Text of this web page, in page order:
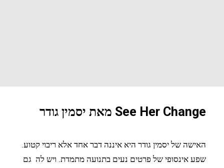
See Her Change מאת יסמין גודר
האישה של יסמין גודר היא איננה דבר אחד אלא ריבוי קטוע.
שפע אינסופי של פרטים נעים בתנועה מתמדת. ויש לה גם